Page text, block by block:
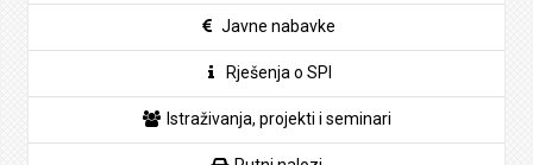
Javne nabavke
Rješenja o SPI
Istraživanja, projekti i seminari